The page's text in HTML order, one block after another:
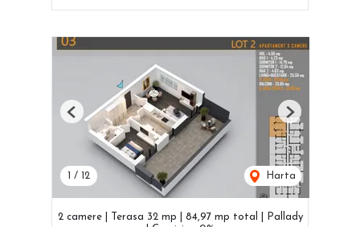
/ 12 Harta
Previous Next
2 camere | Terasa 32 mp | 84,97 mp total | Pallady